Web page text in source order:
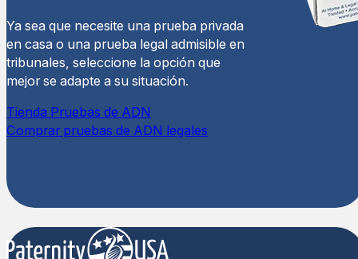
Ya sea que necesite una prueba privada
en casa o una prueba legal admisible en
tribunales, seleccione la opción que
mejor se adapte a su situación.
Tienda Pruebas de ADN
Comprar pruebas de ADN legales